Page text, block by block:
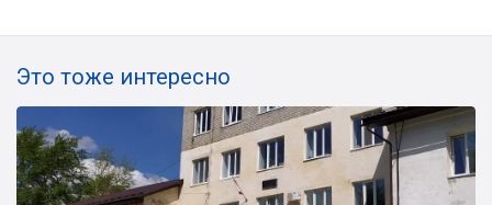
Это тоже интересно